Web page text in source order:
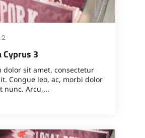
Cyprus 3
dolor sit amet, consectetur
Congue leo, ac, morbi dolor
nunc. Arcu,...